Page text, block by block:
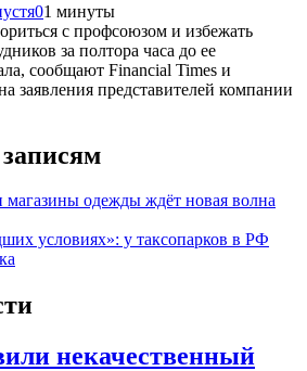
01 минуты
с профсоюзом и избежать
за полтора часа до ее
сообщают Financial Times и
заявления представителей компании
магазины одежды ждёт новая волна
условиях»: у таксопарков в РФ
некачественный